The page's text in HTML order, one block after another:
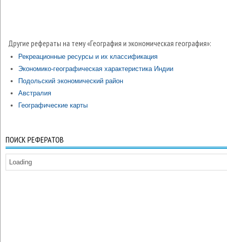
Другие рефераты на тему «География и экономическая география»:
Рекреационные ресурсы и их классификация
Экономико-географическая характеристика Индии
Подольский экономический район
Австралия
Географические карты
ПОИСК РЕФЕРАТОВ
Loading